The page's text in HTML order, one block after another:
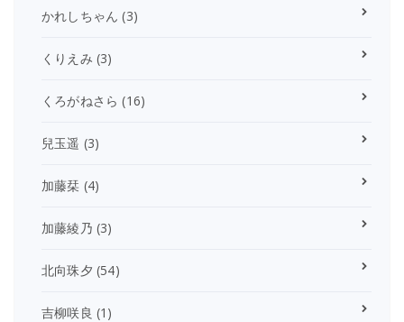
かれしちゃん (3)
くりえみ (3)
くろがねさら (16)
兒玉遥 (3)
加藤栞 (4)
加藤綾乃 (3)
北向珠夕 (54)
吉柳咲良 (1)